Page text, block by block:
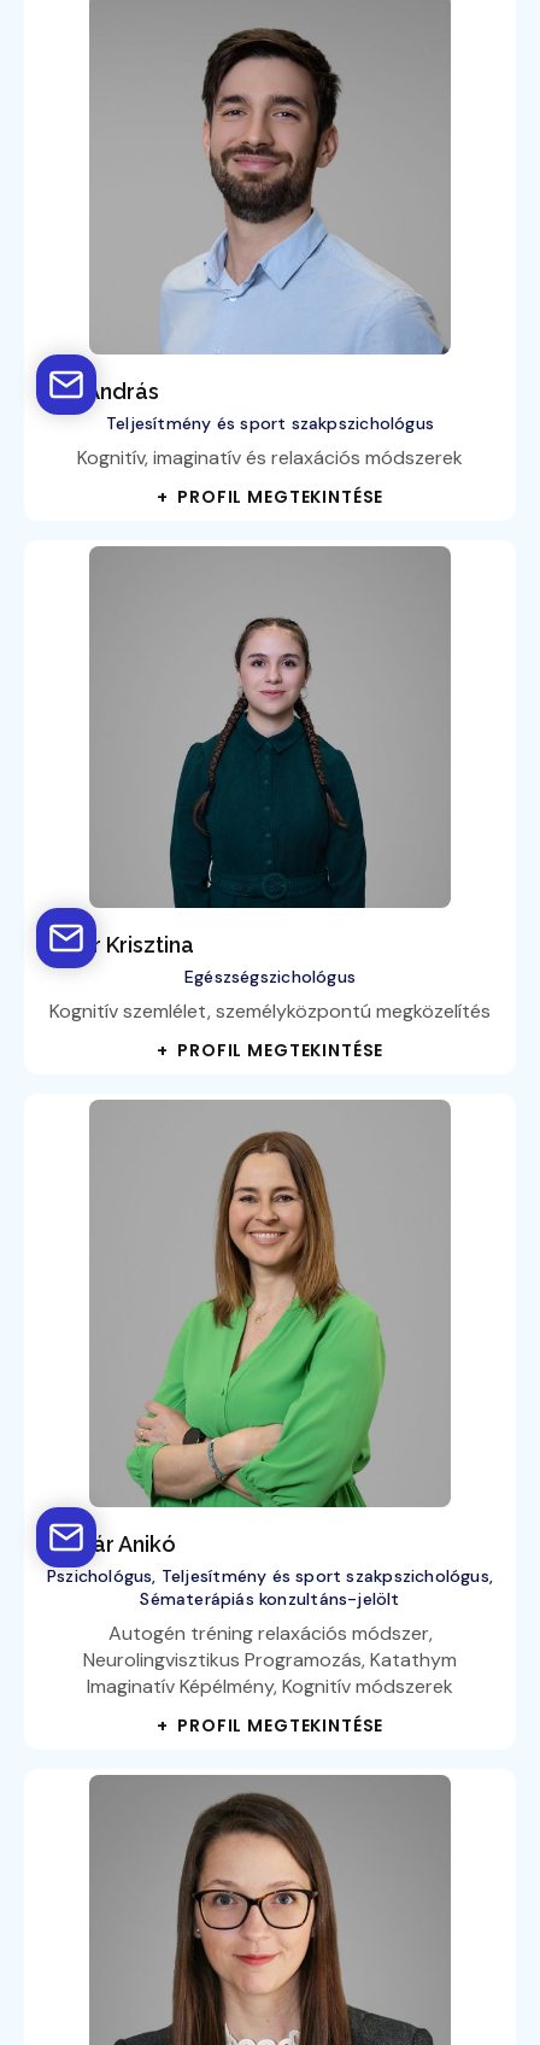
Kiss András
Teljesítmény és sport szakpszichológus
Kognitív, imaginatív és relaxációs módszerek
+ PROFIL MEGTEKINTÉSE
Maier Krisztina
Egészségszichológus
Kognitív szemlélet, személyközpontú megközelítés
+ PROFIL MEGTEKINTÉSE
Molnár Anikó
Pszichológus, Teljesítmény és sport szakpszichológus,
Sématerápiás konzultáns-jelölt
Autogén tréning relaxációs módszer,
Neurolingvisztikus Programozás, Katathym
Imaginatív Képélmény, Kognitív módszerek
+ PROFIL MEGTEKINTÉSE